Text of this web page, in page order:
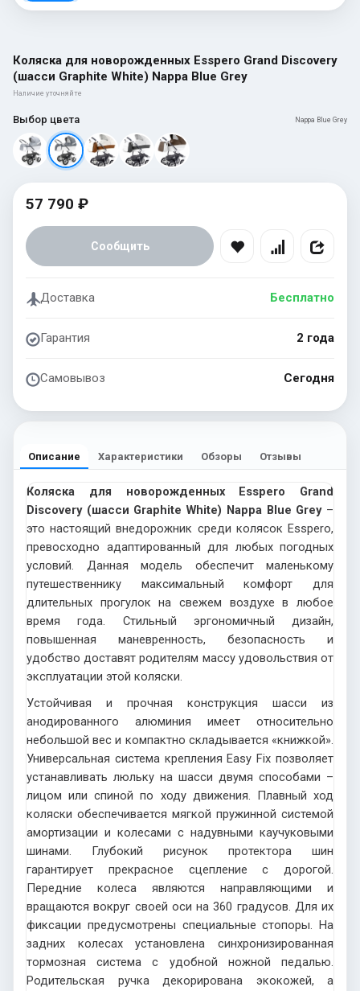
Коляска для новорожденных Esspero Grand Discovery
(шасси Graphite White) Nappa Blue Grey
Наличие уточняйте
Выбор цвета Nappa Blue Grey
57 790 ₽
Сообщить
Доставка Бесплатно
Гарантия 2 года
Самовывоз Сегодня
Описание Характеристики Обзоры Отзывы
Коляска для новорожденных Esspero Grand
Discovery (шасси Graphite White) Nappa Blue Grey–
это настоящий внедорожник среди колясок Esspero,
превосходно адаптированный для любых погодных
условий. Данная модель обеспечит маленькому
путешественнику максимальный комфорт для
длительных прогулок на свежем воздухе в любое
время года. Стильный эргономичный дизайн,
повышенная маневренность, безопасность и
удобство доставят родителям массу удовольствия от
эксплуатации этой коляски.
Устойчивая и прочная конструкция шасси из
анодированного алюминия имеет относительно
небольшой вес и компактно складывается «книжкой».
Универсальная система крепления Easy Fix позволяет
устанавливать люльку на шасси двумя способами –
лицом или спиной по ходу движения. Плавный ход
коляски обеспечивается мягкой пружинной системой
амортизации и колесами с надувными каучуковыми
шинами. Глубокий рисунок протектора шин
гарантирует прекрасное сцепление с дорогой.
Передние колеса являются направляющими и
вращаются вокруг своей оси на 360 градусов. Для их
фиксации предусмотрены специальные стопоры. На
задних колесах установлена синхронизированная
тормозная система с удобной ножной педалью.
Родительская ручка декорирована экокожей, а